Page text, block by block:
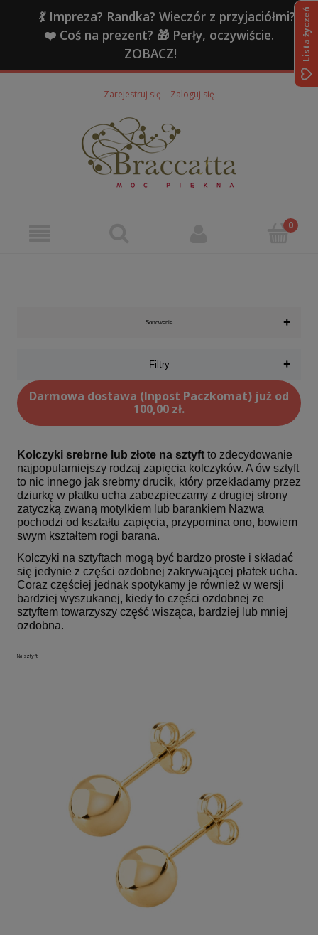
💃 Impreza? Randka? Wieczór z przyjaciółmi?
❤️ Coś na prezent? 🎁 Perły, oczywiście.
ZOBACZ!
Zarejestruj się Zaloguj się
Sortowanie +
Filtry +
Darmowa dostawa (Inpost Paczkomat) już od
100,00 zł.
Kolczyki srebrne lub złote na sztyft to zdecydowanie
najpopularniejszy rodzaj zapięcia kolczyków. A ów sztyft
to nic innego jak srebrny drucik, który przekładamy przez
dziurkę w płatku ucha zabezpieczamy z drugiej strony
zatyczką zwaną motylkiem lub barankiem Nazwa
pochodzi od kształtu zapięcia, przypomina ono, bowiem
swym kształtem rogi barana.
Kolczyki na sztyftach mogą być bardzo proste i składać
się jedynie z części ozdobnej zakrywającej płatek ucha.
Coraz częściej jednak spotykamy je również w wersji
bardziej wyszukanej, kiedy to części ozdobnej ze
sztyftem towarzyszy część wisząca, bardziej lub mniej
ozdobna.
Na sztyft
Lista życzeń